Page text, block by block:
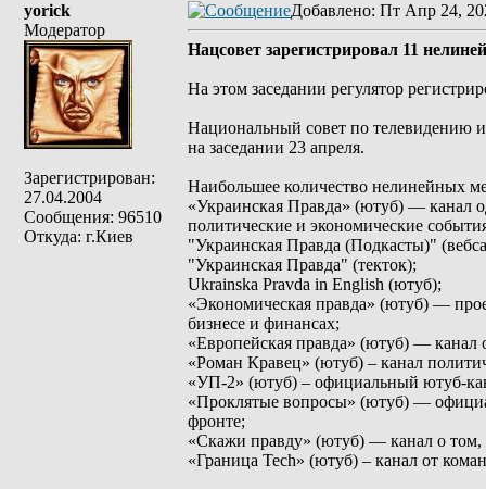
yorick
Модератор
Зарегистрирован:
27.04.2004
Сообщения: 96510
Откуда: г.Киев
Добавлено: Пт Апр 24,
Нацсовет зарегистрировал 11
На этом заседании регулятор
Национальный совет по телевидению
на заседании 23 апреля.
Наибольшее количество нелинейных
«Украинская Правда» (ютуб) — канал
политические и экономические
"Украинская Правда (Подкасты)"
"Украинская Правда" (текток);
Ukrainska Pravda in English (ютуб);
«Экономическая правда» (ютуб) —
бизнесе и финансах;
«Европейская правда» (ютуб) —
«Роман Кравец» (ютуб) – канал
«УП-2» (ютуб) – официальный ютуб-
«Проклятые вопросы» (ютуб) —
фронте;
«Скажи правду» (ютуб) — канал о том,
«Граница Tech» (ютуб) – канал от